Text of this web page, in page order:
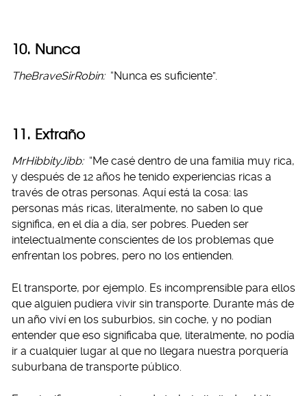
10. Nunca
TheBraveSirRobin: “Nunca es suficiente”.
11. Extraño
MrHibbityJibb: “Me casé dentro de una familia muy rica,
y después de 12 años he tenido experiencias ricas a
través de otras personas. Aquí está la cosa: las
personas más ricas, literalmente, no saben lo que
significa, en el día a día, ser pobres. Pueden ser
intelectualmente conscientes de los problemas que
enfrentan los pobres, pero no los entienden.
El transporte, por ejemplo. Es incomprensible para ellos
que alguien pudiera vivir sin transporte. Durante más de
un año viví en los suburbios, sin coche, y no podían
entender que eso significaba que, literalmente, no podía
ir a cualquier lugar al que no llegara nuestra porquería
suburbana de transporte público.